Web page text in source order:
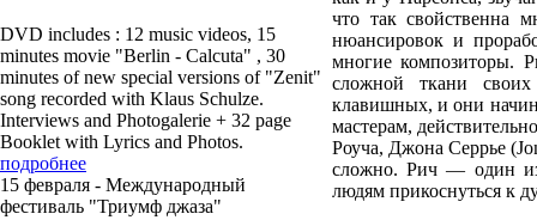
DVD includes : 12 music videos, 15
minutes movie "Berlin - Calcuta" , 30
minutes of new special versions of "Zenit"
song recorded with Klaus Schulze.
Interviews and Photogalerie + 32 page
Booklet with Lyrics and Photos.
подробнее
15 февраля - Международный
фестиваль "Триумф джаза"
что так свойственна
нюансировок и
многие композиторы.
сложной ткани
клавишных, и они
мастерам,
Роуча, Джона Серрье
сложно. Рич — один
людям прикоснуться к